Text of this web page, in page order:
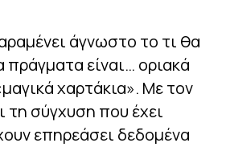
άγνωστο το τι θα
είναι… οριακά
χαρτάκια». Με τον
τη σύγχυση που έχει
επηρεάσει δεδομένα